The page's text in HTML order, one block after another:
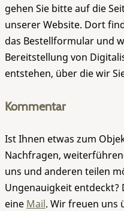
gehen Sie bitte auf die
unserer Website. Dort
das Bestellformular und
Bereitstellung von
entstehen, über die wir
Kommentar
Ist Ihnen etwas zum
Nachfragen,
uns und anderen teilen
Ungenauigkeit entdeckt?
eine Mail. Wir freuen uns